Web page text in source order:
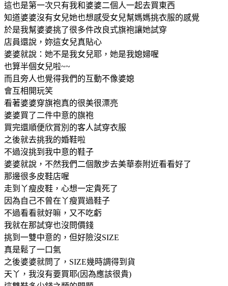
這也是第一次只有我和婆婆二個人一起去買東西
知道婆婆沒有女兒她也想感受女兒幫媽媽挑衣服的感覺
於是我幫婆婆挑了很多件改良式旗袍讓她試穿
店員還說，妳這女兒真貼心
婆婆就說：她不是我女兒耶，她是我媳婦喔
也算半個女兒啦~~
而且旁人也覺得我們的互動不像婆媳
會互相開玩笑
看著婆婆穿旗袍真的很美很漂亮
婆婆買了二件中意的旗袍
買完還順便欣賞別的客人試穿衣服
之後就去挑我的婚鞋啦
不過沒挑到我中意的鞋子
婆婆就說，不然我們二個散步去美華泰附近看看好了
那邊很多皮鞋店喔
走到丫瘦皮鞋，心想一定貴死了
因為自己不曾在丫瘦買過鞋子
不過看看就好嘛，又不吃虧
我就在那試穿也沒問價錢
挑到一雙中意的，但好險沒SIZE
真是鬆了一口氣
之後婆婆就問了，SIZE幾時調得到貨
天丫，我沒有要買耶(因為應該很貴)